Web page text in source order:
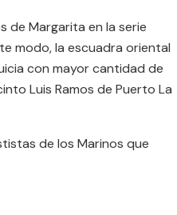
de Margarita en la serie
modo, la escuadra oriental
con mayor cantidad de
Luis Ramos de Puerto La
de los Marinos que